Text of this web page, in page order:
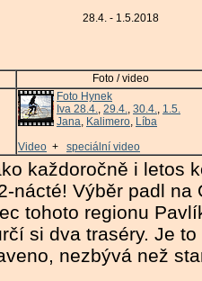
28.4. - 1.5.2018
Foto / video
Foto Hynek
Iva 28.4., 29.4., 30.4., 1.5.
Jana, Kalimero, Líba
Video + speciální video
každoročně i letos
nácté! Výběr padl na
tohoto regionu
si dva traséry. Je
nezbývá než